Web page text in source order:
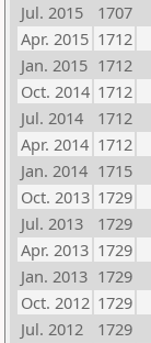
Jul. 2015
1707
Apr. 2015 1712
Jan. 2015 1712
Oct. 2014 1712
Jul. 2014
1712
Apr. 2014 1712
Jan. 2014 1715
Oct. 2013 1729
Jul. 2013
1729
Apr. 2013 1729
Jan. 2013 1729
Oct. 2012 1729
Jul. 2012
1729